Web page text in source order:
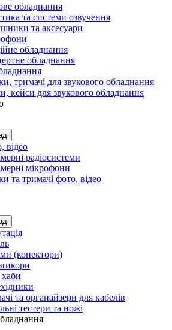
обладнання
та системи озвучення
та аксесуари
обладнання
обладнання
тримачі для звукового обладнання
кейси для звукового обладнання
відео
радіосистеми
мікрофони
та тримачі фото, відео
(конектори)
та органайзери для кабелів
тестери та ножі